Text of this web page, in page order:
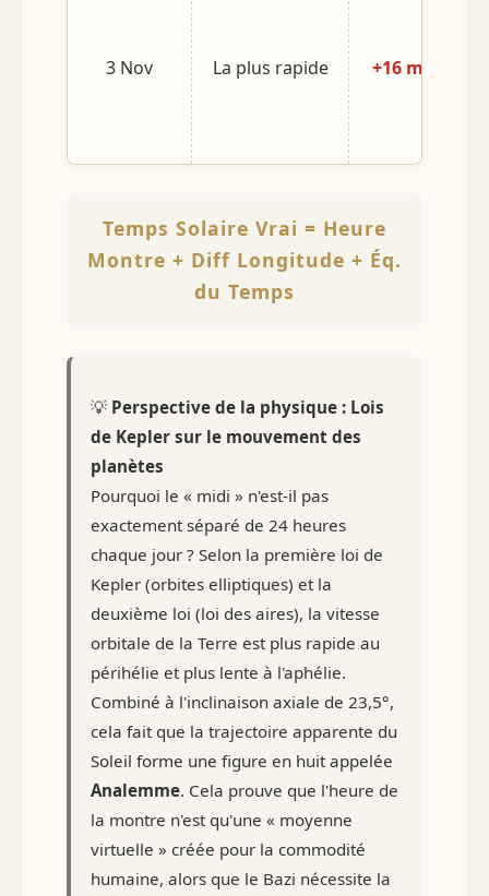
3 Nov La plus rapide +16 mins
Temps Solaire Vrai = Heure
Montre + Diff Longitude + Éq.
du Temps
💡 Perspective de la physique : Lois
de Kepler sur le mouvement des
planètes
Pourquoi le « midi » n'est-il pas
exactement séparé de 24 heures
chaque jour ? Selon la première loi de
Kepler (orbites elliptiques) et la
deuxième loi (loi des aires), la vitesse
orbitale de la Terre est plus rapide au
périhélie et plus lente à l'aphélie.
Combiné à l'inclinaison axiale de 23,5°,
cela fait que la trajectoire apparente du
Soleil forme une figure en huit appelée
Analemme. Cela prouve que l'heure de
la montre n'est qu'une « moyenne
virtuelle » créée pour la commodité
humaine, alors que le Bazi nécessite la